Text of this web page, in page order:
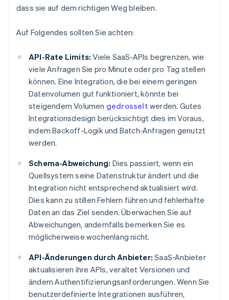
dass sie auf dem richtigen Weg bleiben.
Auf Folgendes sollten Sie achten:
API-Rate Limits: Viele SaaS-APIs begrenzen, wie
viele Anfragen Sie pro Minute oder pro Tag stellen
können. Eine Integration, die bei einem geringen
Datenvolumen gut funktioniert, könnte bei
steigendem Volumen gedrosselt werden. Gutes
Integrationsdesign berücksichtigt dies im Voraus,
indem Backoff-Logik und Batch-Anfragen genutzt
werden.
Schema-Abweichung: Dies passiert, wenn ein
Quellsystem seine Datenstruktur ändert und die
Integration nicht entsprechend aktualisiert wird.
Dies kann zu stillen Fehlern führen und fehlerhafte
Daten an das Ziel senden. Überwachen Sie auf
Abweichungen, andernfalls bemerken Sie es
möglicherweise wochenlang nicht.
API-Änderungen durch Anbieter: SaaS-Anbieter
aktualisieren ihre APIs, veraltet Versionen und
ändern Authentifizierungsanforderungen. Wenn Sie
benutzerdefinierte Integrationen ausführen,